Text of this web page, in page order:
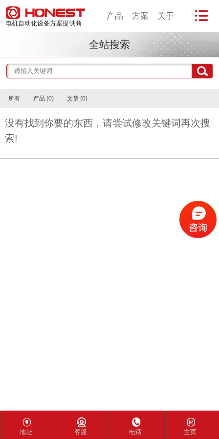
产品 方案 关于
电机自动化设备方案提供商
全站搜索
所有 产品 (0) 文章 (0)
没有找到你要的东西，请尝试修改关键词再次搜
索!
地址 客服 电话 主页